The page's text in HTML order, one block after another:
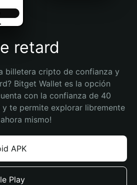
retard
billetera cripto de confianza y
Bitget Wallet es la opción
con la confianza de 40
y te permite explorar libremente
mismo!
APK
Play